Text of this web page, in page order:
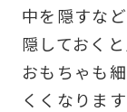
中を隠すな
隠しておく
おもちゃも
くくなりま